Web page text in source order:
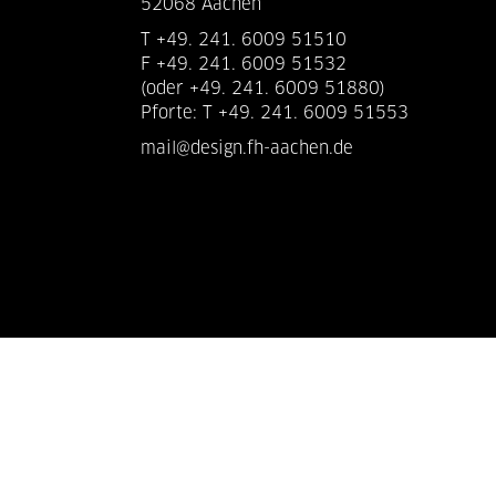
52068 Aachen
T +49. 241. 6009 51510
F +49. 241. 6009 51532
(oder +49. 241. 6009 51880)
Pforte: T +49. 241. 6009 51553
mail@design.fh-aachen.de